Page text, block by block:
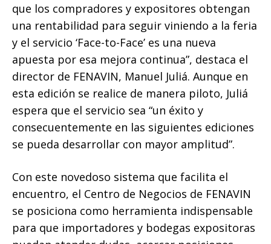
que los compradores y expositores obtengan
una rentabilidad para seguir viniendo a la feria
y el servicio ‘Face-to-Face’ es una nueva
apuesta por esa mejora continua”, destaca el
director de FENAVIN, Manuel Juliá. Aunque en
esta edición se realice de manera piloto, Juliá
espera que el servicio sea “un éxito y
consecuentemente en las siguientes ediciones
se pueda desarrollar con mayor amplitud”.
Con este novedoso sistema que facilita el
encuentro, el Centro de Negocios de FENAVIN
se posiciona como herramienta indispensable
para que importadores y bodegas expositoras